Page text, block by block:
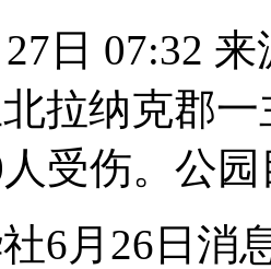
日 07:32
拉纳克郡
受伤。公
月26日消